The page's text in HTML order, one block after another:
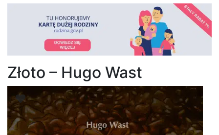
Złoto – Hugo Wast